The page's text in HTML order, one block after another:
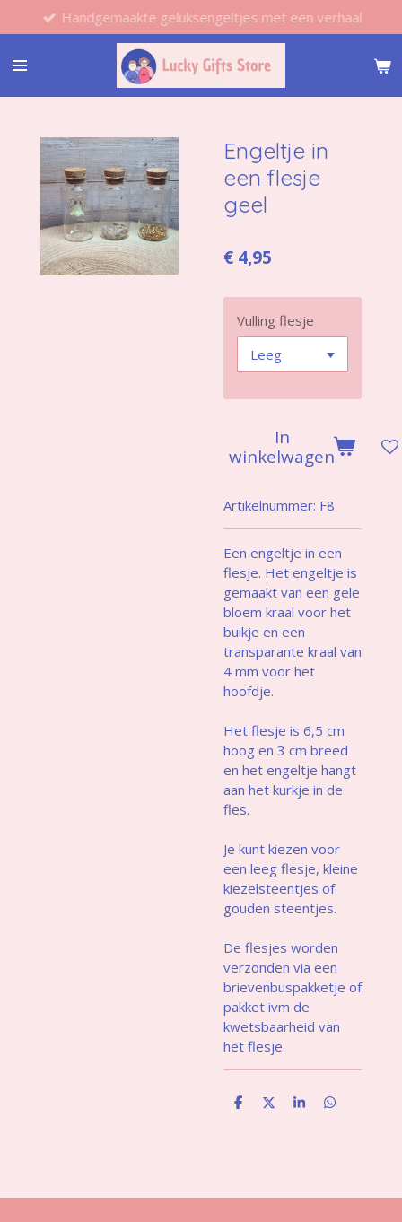
direct
naar
hoofdinhoud
Handgemaakte geluksengeltjes met een verhaal
Engeltje in
een flesje
geel
€ 4,95
Vulling flesje
In
winkelwagen
Artikelnummer: F8
Een engeltje in een
flesje. Het engeltje is
gemaakt van een gele
bloem kraal voor het
buikje en een
transparante kraal van
4 mm voor het
hoofdje.
Het flesje is 6,5 cm
hoog en 3 cm breed
en het engeltje hangt
aan het kurkje in de
fles.
Je kunt kiezen voor
een leeg flesje, kleine
kiezelsteentjes of
gouden steentjes.
De flesjes worden
verzonden via een
brievenbuspakketje of
pakket ivm de
kwetsbaarheid van
het flesje.
D
D
S
D